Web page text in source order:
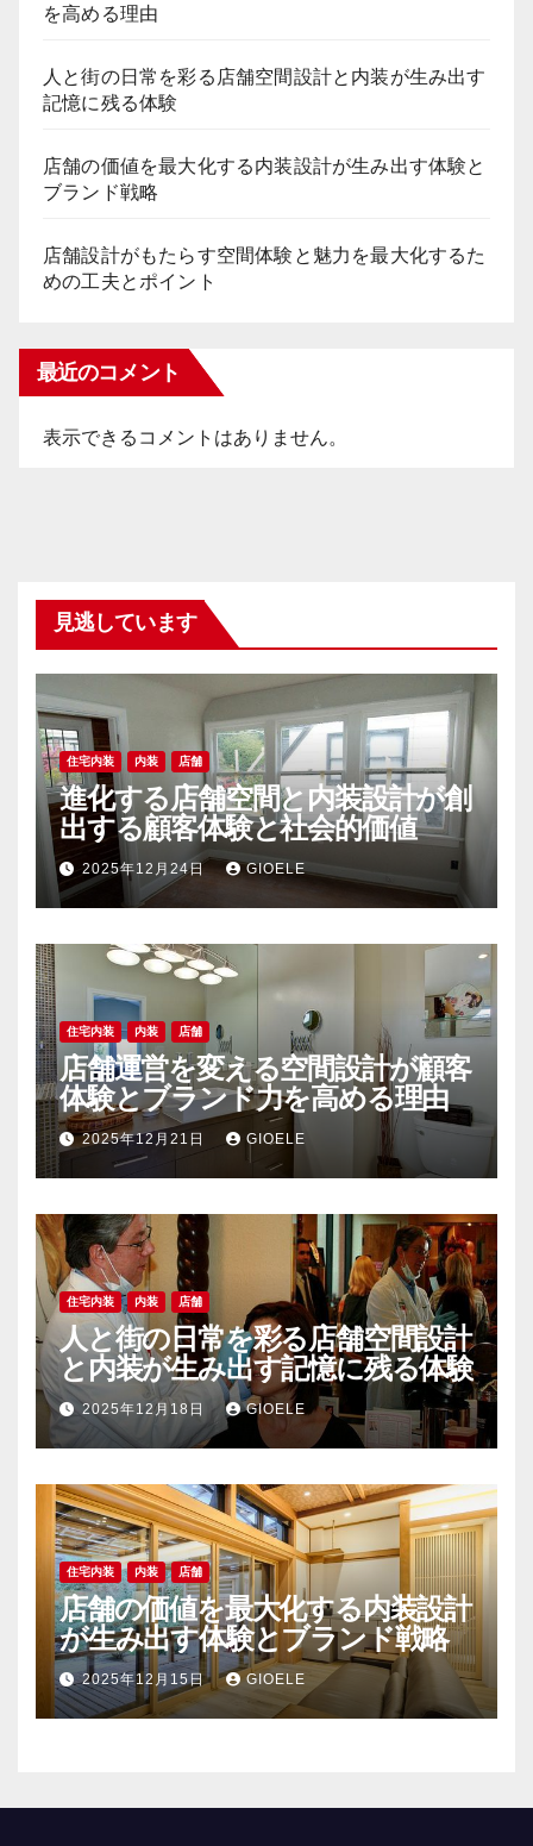
を高める理由
人と街の日常を彩る店舗空間設計と内装が生み出す
記憶に残る体験
店舗の価値を最大化する内装設計が生み出す体験と
ブランド戦略
店舗設計がもたらす空間体験と魅力を最大化するた
めの工夫とポイント
最近のコメント
表示できるコメントはありません。
見逃しています
住宅内装 内装 店舗
進化する店舗空間と内装設計が創
出する顧客体験と社会的価値
2025年12月24日 GIOELE
住宅内装 内装 店舗
店舗運営を変える空間設計が顧客
体験とブランド力を高める理由
2025年12月21日 GIOELE
住宅内装 内装 店舗
人と街の日常を彩る店舗空間設計
と内装が生み出す記憶に残る体験
2025年12月18日 GIOELE
住宅内装 内装 店舗
店舗の価値を最大化する内装設計
が生み出す体験とブランド戦略
2025年12月15日 GIOELE